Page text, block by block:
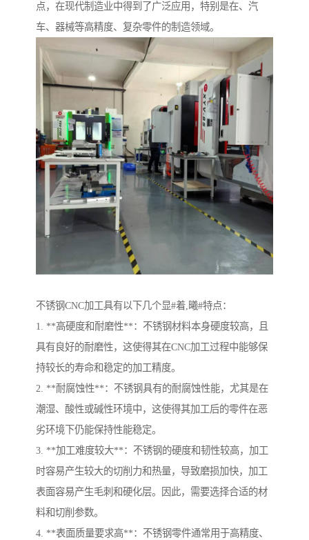
点，在现代制造业中得到了广泛应用，特别是在、汽
车、器械等高精度、复杂零件的制造领域。
不锈钢CNC加工具有以下几个显#着,曦#特点：
1. **高硬度和耐磨性**：不锈钢材料本身硬度较高，且
具有良好的耐磨性，这使得其在CNC加工过程中能够保
持较长的寿命和稳定的加工精度。
2. **耐腐蚀性**：不锈钢具有的耐腐蚀性能，尤其是在
潮湿、酸性或碱性环境中，这使得其加工后的零件在恶
劣环境下仍能保持性能稳定。
3. **加工难度较大**：不锈钢的硬度和韧性较高，加工
时容易产生较大的切削力和热量，导致磨损加快，加工
表面容易产生毛刺和硬化层。因此，需要选择合适的材
料和切削参数。
4. **表面质量要求高**：不锈钢零件通常用于高精度、